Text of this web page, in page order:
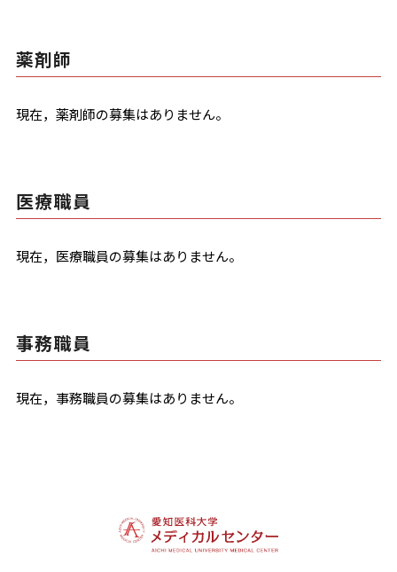
薬剤師
現在，薬剤師の募集はありません。
医療職員
現在，医療職員の募集はありません。
事務職員
現在，事務職員の募集はありません。